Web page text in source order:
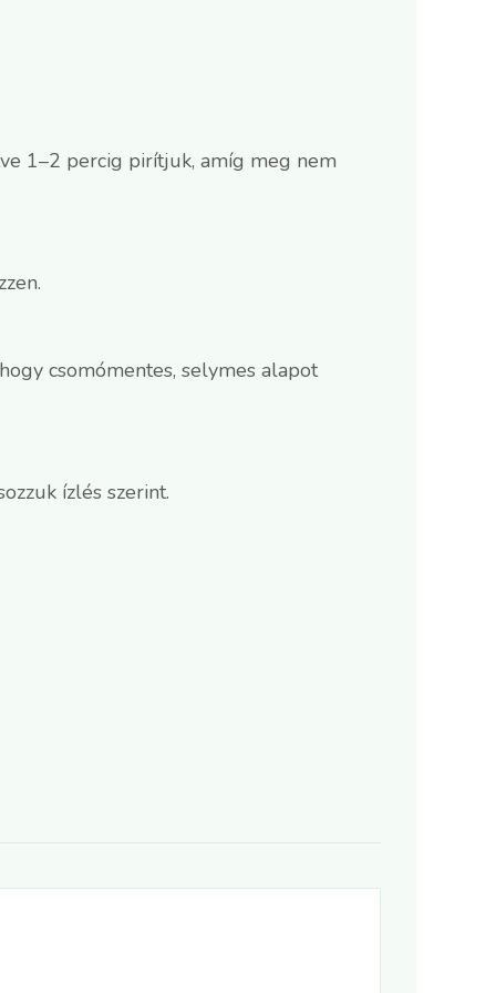
1–2 percig pirítjuk, amíg meg nem
csomómentes, selymes alapot
ízlés szerint.